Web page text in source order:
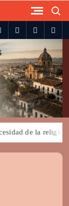
spotifytwitterfacebook
de la religión